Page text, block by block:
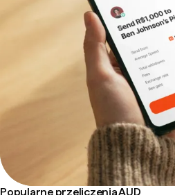
Popularne przeliczenia AUD